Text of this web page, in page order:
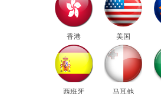
香港 美国
西班牙 马耳他